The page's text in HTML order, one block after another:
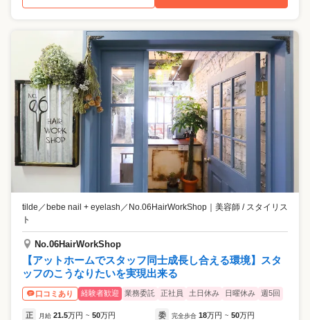
tilde／bebe nail + eyelash／No.06HairWorkShop ｜ 美容師 / スタイリス
ト
No.06HairWorkShop
【アットホームでスタッフ同士成長し合える環境】スタ
ッフのこうなりたいを実現出来る
口コミあり 経験者歓迎 業務委託 正社員 土日休み 日曜休み 週5回
正 月給 21.5万円 ~ 50万円 委 完全歩合 18万円 ~ 50万円